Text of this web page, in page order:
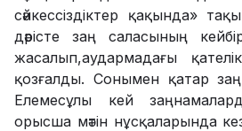
сәйкессіздіктер қақында»
дәрісте заң саласының
жасалып,аудармадағы
қозғалды. Сонымен қатар
Елемесұлы кей
орысша мәтін нұсқаларында